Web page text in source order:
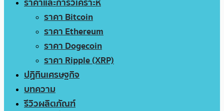
ราคา Bitcoin
ราคา Ethereum
ราคา Dogecoin
ราคา Ripple (XRP)
ปฏิทินเศรษฐกิจ
บทความ
รีวิวผลิตภัณฑ์